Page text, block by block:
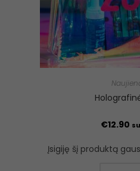
€12.90
Įsigiję šį produktą